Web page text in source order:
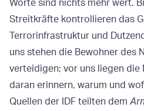
Worte sind nichts mehr wert.
Streitkräfte kontrollieren das
Terrorinfrastruktur und
uns stehen die Bewohner des
verteidigen; vor uns liegen
daran erinnern, warum und
Quellen der IDF teilten dem